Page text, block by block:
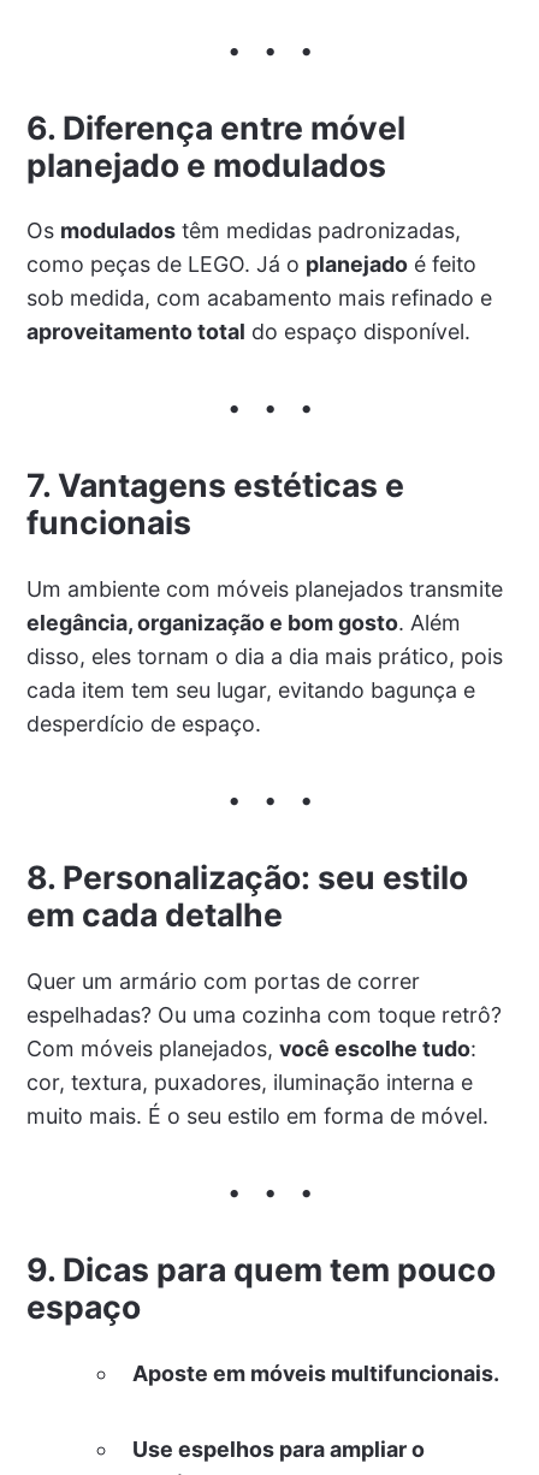
6. Diferença entre móvel
planejado e modulados
Os moduladostêm medidas padronizadas,
como peças de LEGO. Já o planejadoé feito
sob medida, com acabamento mais refinado e
aproveitamento total do espaço disponível.
7. Vantagens estéticas e
funcionais
Um ambiente com móveis planejados transmite
elegância, organização e bom gosto. Além
disso, eles tornam o dia a dia mais prático, pois
cada item tem seu lugar, evitando bagunça e
desperdício de espaço.
8. Personalização: seu estilo
em cada detalhe
Quer um armário com portas de correr
espelhadas? Ou uma cozinha com toque retrô?
Com móveis planejados, você escolhe tudo:
cor, textura, puxadores, iluminação interna e
muito mais. É o seu estilo em forma de móvel.
9. Dicas para quem tem pouco
espaço
Aposte em móveis multifuncionais.
Use espelhos para ampliar o